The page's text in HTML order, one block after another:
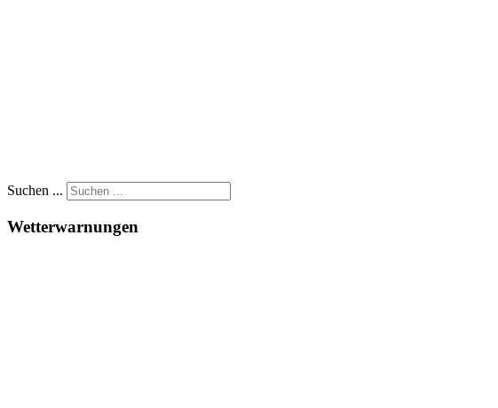
Suchen ...
Wetterwarnungen